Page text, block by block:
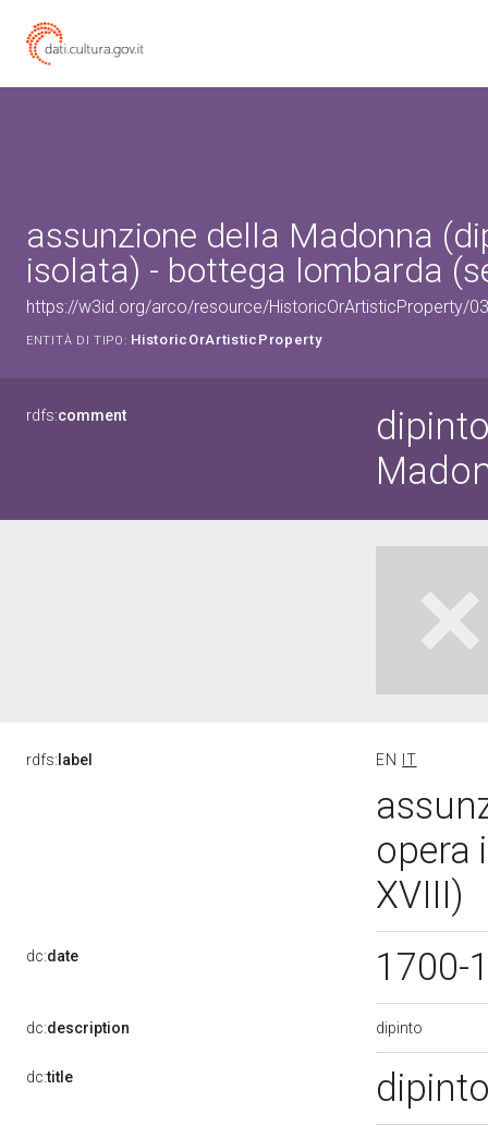
assunzione della Madonna
isolata) - bottega lombarda
https://w3id.org/arco/resource/HistoricOrArtisticProperty/
ENTITÀ DI TIPO: HistoricOrArtisticProperty
rdfs:comment
rdfs: label EN IT
opera
XVIII)
dc:date 1700-
dc:description dipinto
dc:title